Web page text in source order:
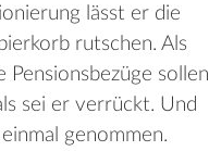
lässt er die
rutschen. Als
sollen
sei er verrückt. Und
genommen.